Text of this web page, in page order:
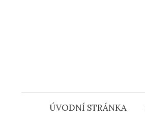
ÚVODNÍ STRÁNKA